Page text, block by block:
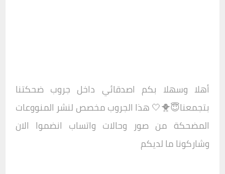
أهلا وسهلا بكم اصدقائي داخل جروب ضحكتنا
بتجمعنا😇🐥🤍هذا الجروب مخصص لنشر المنووعات
المضحكة من صور وحالات واتساب انضموا الان
وشاركونا ما لديكم